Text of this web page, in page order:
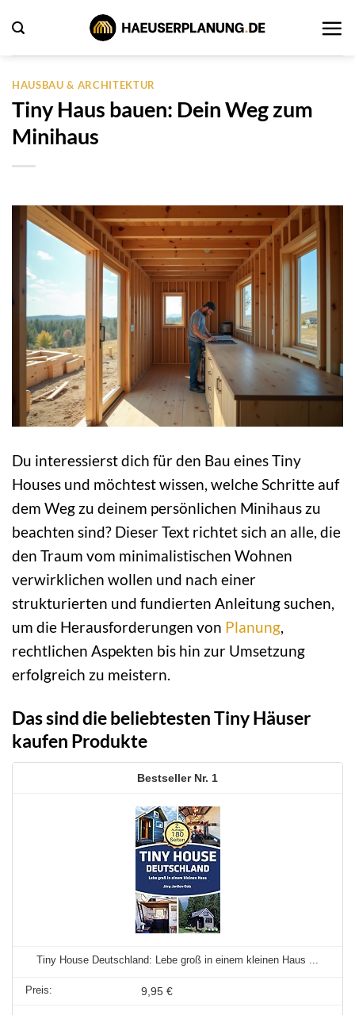
Inhalt
springen
HAUSBAU & ARCHITEKTUR
Tiny Haus bauen: Dein Weg zum
Minihaus
Du interessierst dich für den Bau eines Tiny
Houses und möchtest wissen, welche Schritte auf
dem Weg zu deinem persönlichen Minihaus zu
beachten sind? Dieser Text richtet sich an alle, die
den Traum vom minimalistischen Wohnen
verwirklichen wollen und nach einer
strukturierten und fundierten Anleitung suchen,
um die Herausforderungen von Planung,
rechtlichen Aspekten bis hin zur Umsetzung
erfolgreich zu meistern.
Das sind die beliebtesten Tiny Häuser
kaufen Produkte
1
Tiny House Deutschland: Lebe groß in einem kleinen Haus ...
9,95 €